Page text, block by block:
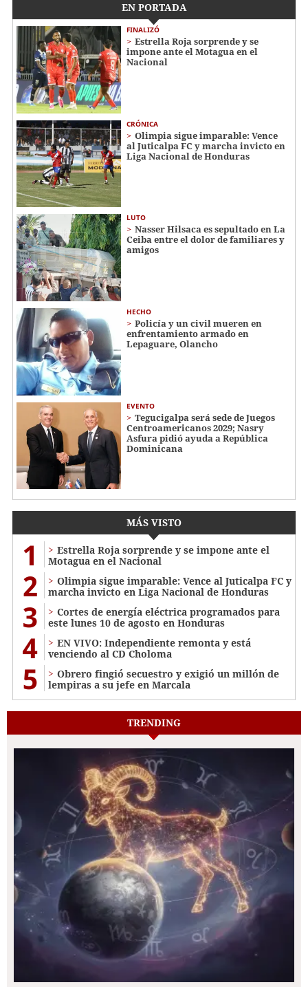
EN PORTADA
FINALIZÓ
Estrella Roja sorprende y se
impone ante el Motagua en el
Nacional
CRÓNICA
Olimpia sigue imparable: Vence
al Juticalpa FC y marcha invicto en
Liga Nacional de Honduras
LUTO
Nasser Hilsaca es sepultado en La
Ceiba entre el dolor de familiares y
amigos
HECHO
Policía y un civil mueren en
enfrentamiento armado en
Lepaguare, Olancho
EVENTO
Tegucigalpa será sede de Juegos
Centroamericanos 2029; Nasry
Asfura pidió ayuda a República
Dominicana
MÁS VISTO
1
Estrella Roja sorprende y se impone ante el
Motagua en el Nacional
2
Olimpia sigue imparable: Vence al Juticalpa FC y
marcha invicto en Liga Nacional de Honduras
3
Cortes de energía eléctrica programados para
este lunes 10 de agosto en Honduras
4
EN VIVO: Independiente remonta y está
venciendo al CD Choloma
5
Obrero fingió secuestro y exigió un millón de
lempiras a su jefe en Marcala
TRENDING